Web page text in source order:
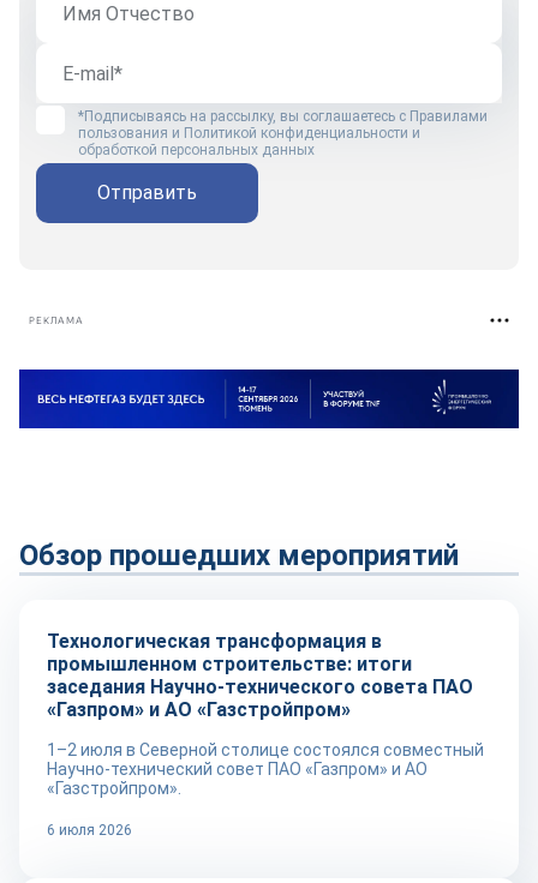
*Подписываясь на рассылку, вы соглашаетесь с Правилами
пользования и Политикой конфиденциальности и
обработкой персональных данных
Отправить
РЕКЛАМА
Обзор прошедших мероприятий
Технологии
Технологическая трансформация в
промышленном строительстве: итоги
заседания Научно-технического совета ПАО
«Газпром» и АО «Газстройпром»
1–2 июля в Северной столице состоялся совместный
Научно-технический совет ПАО «Газпром» и АО
«Газстройпром».
6 июля 2026
Репортаж